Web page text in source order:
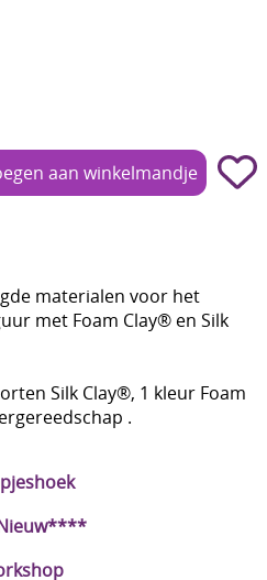
of chenille
materialen voor het
met Foam Clay® en Silk
Silk Clay®, 1 kleur Foam
.